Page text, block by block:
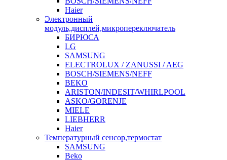
Haier
Электронный
модуль,дисплей,микропереключатель
БИРЮСА
LG
SAMSUNG
ELECTROLUX / ZANUSSI / AEG
BOSCH/SIEMENS/NEFF
BEKO
ARISTON/INDESIT/WHIRLPOOL
ASKO/GORENJE
MIELE
LIEBHERR
Haier
Температурный сенсор,термостат
SAMSUNG
Beko